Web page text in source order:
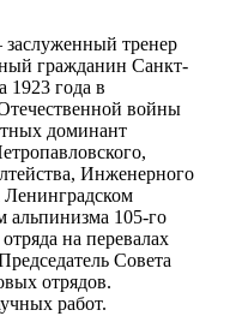
тренер
гражданин Санкт-
1923 года в
войны
доминант
Инженерного
Ленинградском
альпинизма 105-го
на перевалах
Совета
отрядов.
работ.